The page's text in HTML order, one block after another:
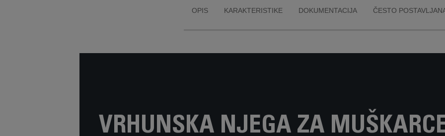
OPIS KARAKTERISTIKE DOKUMENTACIJA ČESTO
VRHUNSKA NJEGA ZA